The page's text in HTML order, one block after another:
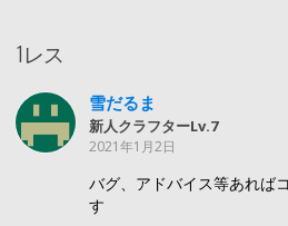
1レス
雪だるま
新人クラフターLv.7
2021年1月2日
バグ、アドバイス等あれば
す